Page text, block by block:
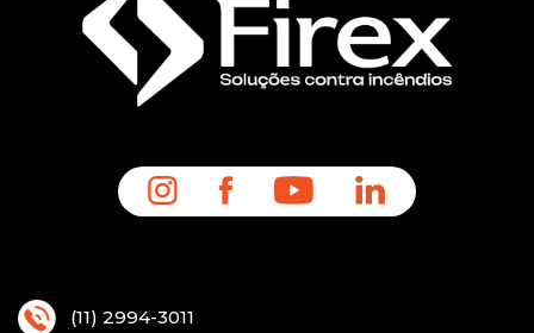
(11) 2994-3011